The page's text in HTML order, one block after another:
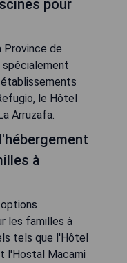
pour
Province de
spécialement
le Hôtel
Arruzafa.
à
les familles à
tels que l'Hôtel
l'Hostal Macami